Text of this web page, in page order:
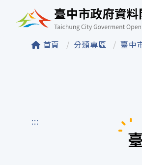
臺中市政府
首頁 分類專區 臺中
:::